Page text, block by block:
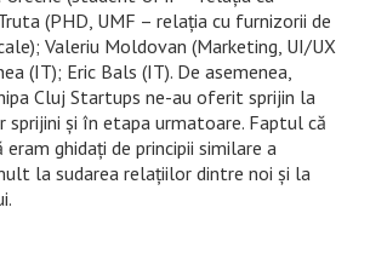
(PHD, UMF – relaţia cu furnizorii de
Valeriu Moldovan (Marketing, UI/UX
(IT); Eric Bals (IT). De asemenea,
Cluj Startups ne-au oferit sprijin la
sprijini şi în etapa urmatoare. Faptul că
ghidaţi de principii similare a
la sudarea relaţiilor dintre noi şi la